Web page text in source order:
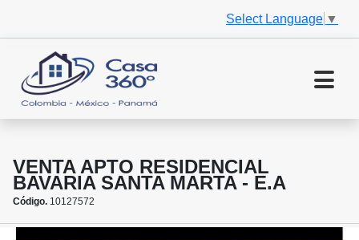
Select Language ▼
VENTA APTO RESIDENCIAL
BAVARIA SANTA MARTA - E.A
Código. 10127572